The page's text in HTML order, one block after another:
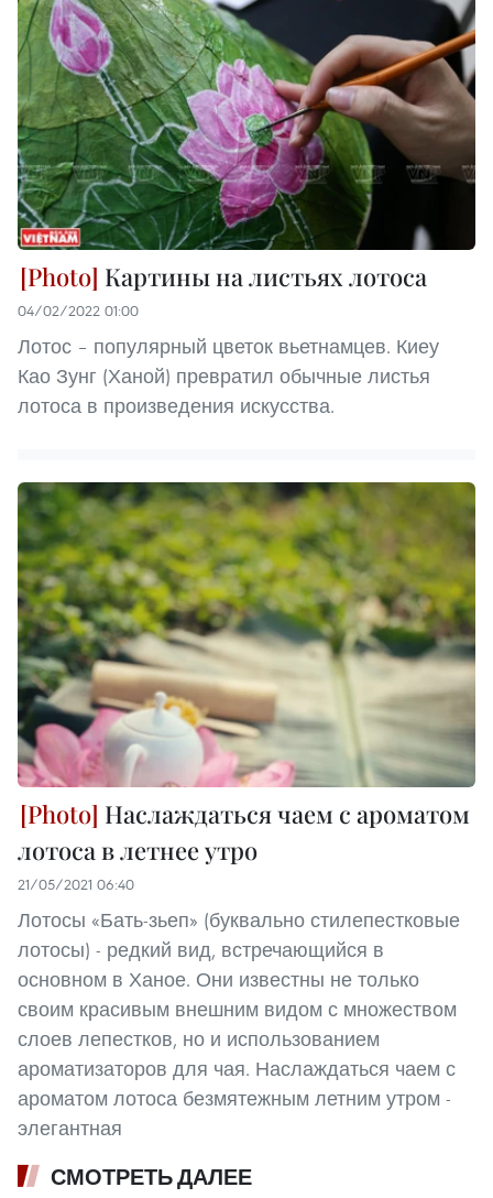
Картины на листьях лотоса
04/02/2022 01:00
Лотос – популярный цветок вьетнамцев. Киеу
Као Зунг (Ханой) превратил обычные листья
лотоса в произведения искусства.
Наслаждаться чаем с ароматом
лотоса в летнее утро
21/05/2021 06:40
Лотосы «Бать-зьеп» (буквально стилепестковые
лотосы) - редкий вид, встречающийся в
основном в Ханое. Они известны не только
своим красивым внешним видом с множеством
слоев лепестков, но и использованием
ароматизаторов для чая. Наслаждаться чаем с
ароматом лотоса безмятежным летним утром -
элегантная
СМОТРЕТЬ ДАЛЕЕ